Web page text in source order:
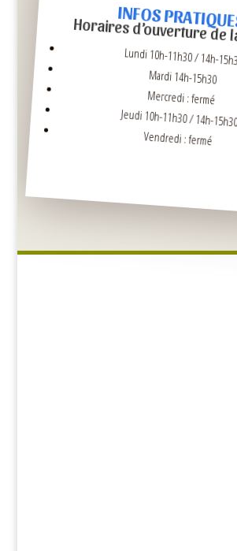
INFOS
Horaires d’ouverture de
Lundi 10h-11h30 / 14h-
Mardi 14h-15h30
Mercredi : fermé
Jeudi 10h-11h30 / 14h-
Vendredi : fermé